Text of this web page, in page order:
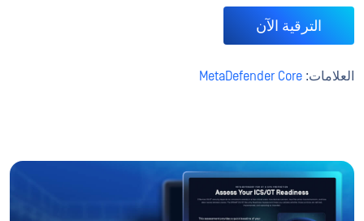
الترقية الآن
العلامات: MetaDefender Core